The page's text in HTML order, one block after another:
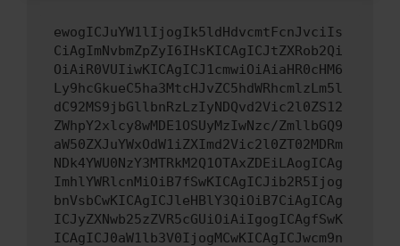
ewogICJuYW1lIjogIk5ldHdvcmtFcnJvciIs
CiAgImNvbmZpZyI6IHsKICAgICJtZXRob2Qi
OiAiR0VUIiwKICAgICJ1cmwiOiAiaHR0cHM6
Ly9hcGkueC5ha3MtcHJvZC5hdWRhcmlzLm5l
dC92MS9jbGllbnRzLzIyNDQvd2Vic2l0ZS12
ZWhpY2xlcy8wMDE1OSUyMzIwNzc/ZmllbGQ9
aW50ZXJuYWxOdW1iZXImd2Vic2l0ZT02MDRm
NDk4YWU0NzY3MTRkM2Q1OTAxZDEiLAogICAg
ImhlYWRlcnMiOiB7fSwKICAgICJib2R5Ijog
bnVsbCwKICAgICJleHBlY3QiOiB7CiAgICAg
ICJyZXNwb25zZVR5cGUiOiAiIgogICAgfSwK
ICAgICJ0aW1lb3V0IjogMCwKICAgICJwcm9n